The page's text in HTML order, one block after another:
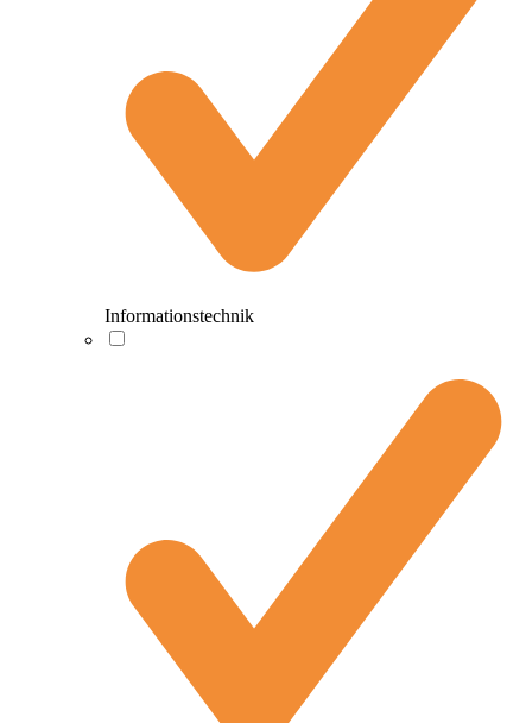
Informationstechnik